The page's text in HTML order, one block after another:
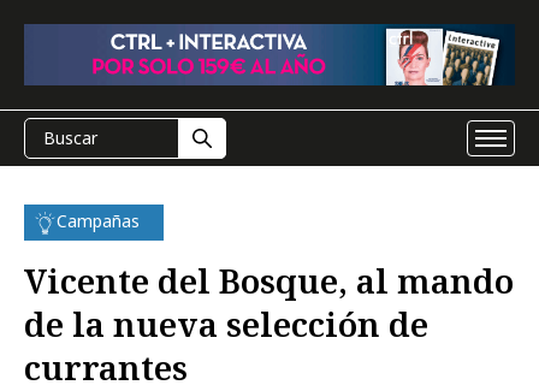
Campañas
Vicente del Bosque, al mando
de la nueva selección de
currantes